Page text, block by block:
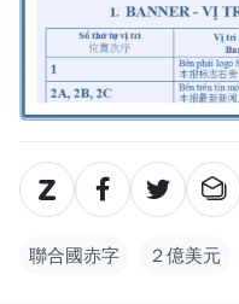
聯合國赤字 ２億美元